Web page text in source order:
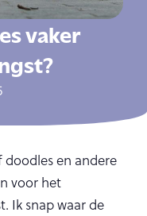
vaker
doodles en andere
voor het
Ik snap waar de